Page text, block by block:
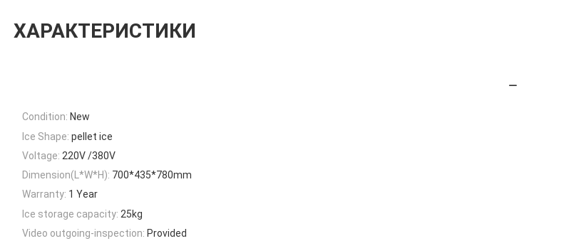
ХАРАКТЕРИСТИКИ
Condition: New
Ice Shape: pellet ice
Voltage: 220V /380V
Dimension(L*W*H): 700*435*780mm
Warranty: 1 Year
Ice storage capacity: 25kg
Video outgoing-inspection: Provided